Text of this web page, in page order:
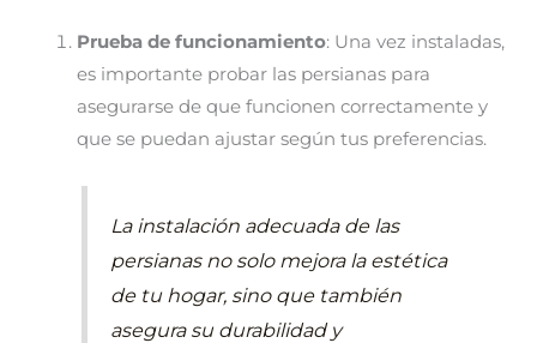
Prueba de funcionamiento: Una vez instaladas,
es importante probar las persianas para
asegurarse de que funcionen correctamente y
que se puedan ajustar según tus preferencias.
La instalación adecuada de las
persianas no solo mejora la estética
de tu hogar, sino que también
asegura su durabilidad y